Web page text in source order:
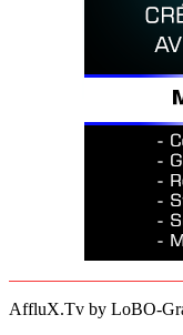
AffluX.Tv by LoBO-